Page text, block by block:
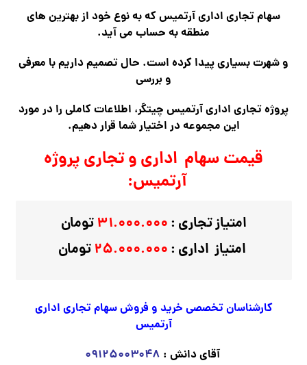
سهام تجاری اداری آرتمیس که به نوع خود از بهترین های
منطقه به حساب می آید.
و شهرت بسیاری پیدا کرده است. حال تصمیم داریم با معرفی
و بررسی
پروژه تجاری اداری آرتمیس چیتگر، اطلاعات کاملی را در مورد
این مجموعه در اختیار شما قرار دهیم.
قیمت سهام اداری و تجاری پروژه
آرتمیس:
امتیاز تجاری :۳۱.۰۰۰.۰۰۰تومان
امتیاز اداری :۲۵.۰۰۰.۰۰۰تومان
کارشناسان تخصصی خرید و فروش سهام تجاری اداری
آرتمیس
آقای دانش : ۰۹۱۲۵۰۰۳۰۴۸